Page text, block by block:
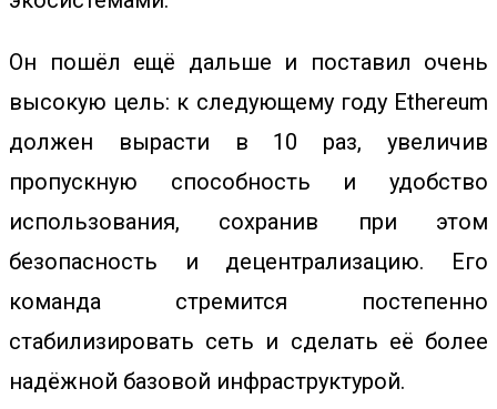
Он пошёл ещё дальше и поставил очень
высокую цель: к следующему году Ethereum
должен вырасти в 10 раз, увеличив
пропускную способность и удобство
использования, сохранив при этом
безопасность и децентрализацию. Его
команда стремится постепенно
стабилизировать сеть и сделать её более
надёжной базовой инфраструктурой.